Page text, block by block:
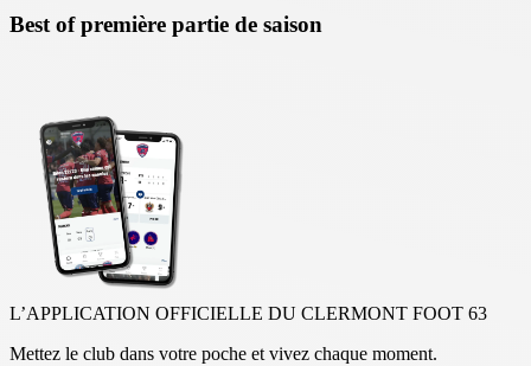
Best of première partie de saison
L’APPLICATION OFFICIELLE DU CLERMONT FOOT 63
Mettez le club dans votre poche et vivez chaque moment.